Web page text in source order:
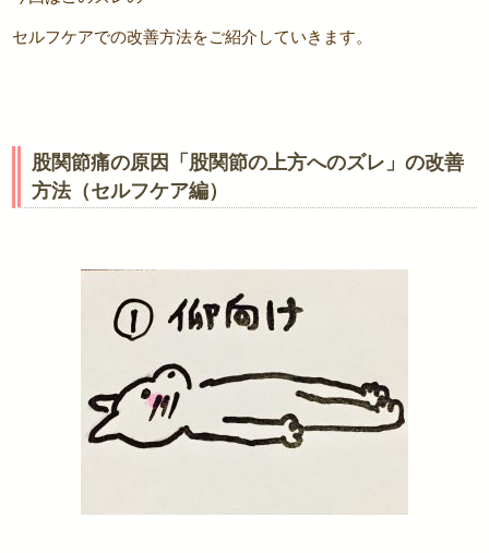
セルフケアでの改善方法をご紹介していきます。
股関節痛の原因「股関節の上方へのズレ」の改善
方法（セルフケア編）